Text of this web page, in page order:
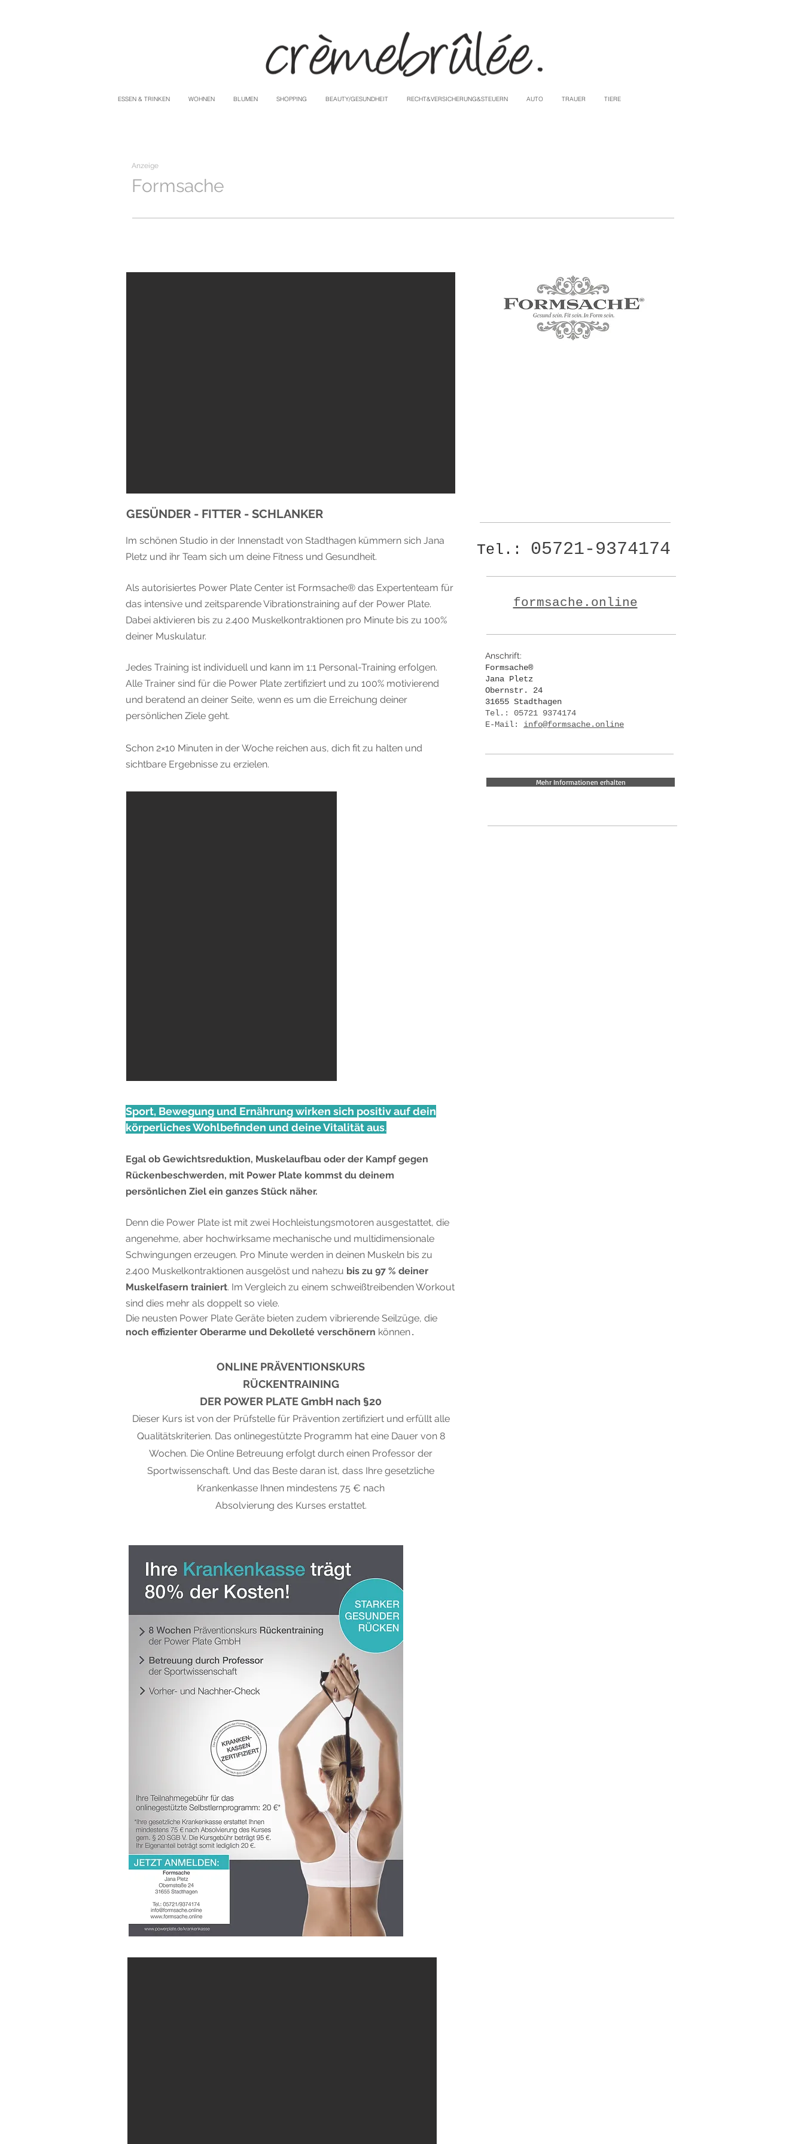
ESSEN & TRINKEN WOHNEN BLUMEN SHOPPING BEAUTY/GESUNDHEIT RECHT&VERSICHERUNG&STEUERN AUTO TRAUER TIERE
Anzeige
Formsache
GESÜNDER - FITTER - SCHLANKER
Im schönen Studio in der Innenstadt von Stadthagen kümmern sich Jana
Pletz und ihr Team sich um deine Fitness und Gesundheit.
Als autorisiertes Power Plate Center ist Formsache® das Expertenteam für
das intensive und zeitsparende Vibrationstraining auf der Power Plate.
Dabei aktivieren bis zu 2.400 Muskelkontraktionen pro Minute bis zu 100%
deiner Muskulatur.
Jedes Training ist individuell und kann im 1:1 Personal-Training erfolgen.
Alle Trainer sind für die Power Plate zertifiziert und zu 100% motivierend
und beratend an deiner Seite, wenn es um die Erreichung deiner
persönlichen Ziele geht.
Schon 2×10 Minuten in der Woche reichen aus, dich fit zu halten und
sichtbare Ergebnisse zu erzielen.
Tel.: 05721-9374174
formsache.online
Anschrift:
Formsache®
Jana Pletz
Obernstr. 24
31655 Stadthagen
Tel.: 05721 9374174
E-Mail: info@formsache.online
Mehr Informationen erhalten
Sport, Bewegung und Ernährung wirken sich positiv auf dein
körperliches Wohlbefinden und deine Vitalität aus.​
Egal ob Gewichtsreduktion, Muskelaufbau oder der Kampf gegen
Rückenbeschwerden, mit Power Plate kommst du deinem
persönlichen Ziel ein ganzes Stück näher.
Denn die Power Plate ist mit zwei Hochleistungsmotoren ausgestattet, die
angenehme, aber hochwirksame mechanische und multidimensionale
Schwingungen erzeugen. Pro Minute werden in deinen Muskeln bis zu
2.400 Muskelkontraktionen ausgelöst und nahezu bis zu 97 % deiner
Muskelfasern trainiert. Im Vergleich zu einem schweißtreibenden Workout
sind dies mehr als doppelt so viele.
Die neusten Power Plate Geräte bieten zudem vibrierende Seilzüge, die
noch effizienter Oberarme und Dekolleté verschönern können.​
ONLINE PRÄVENTIONSKURS
RÜCKENTRAINING
DER POWER PLATE GmbH nach §20
Dieser Kurs ist von der Prüfstelle für Prävention zertifiziert und erfüllt alle
Qualitätskriterien. Das onlinegestützte Programm hat eine Dauer von 8
Wochen. Die Online Betreuung erfolgt durch einen Professor der
Sportwissenschaft. Und das Beste daran ist, dass Ihre gesetzliche
Krankenkasse Ihnen mindestens 75 € nach
Absolvierung des Kurses erstattet.